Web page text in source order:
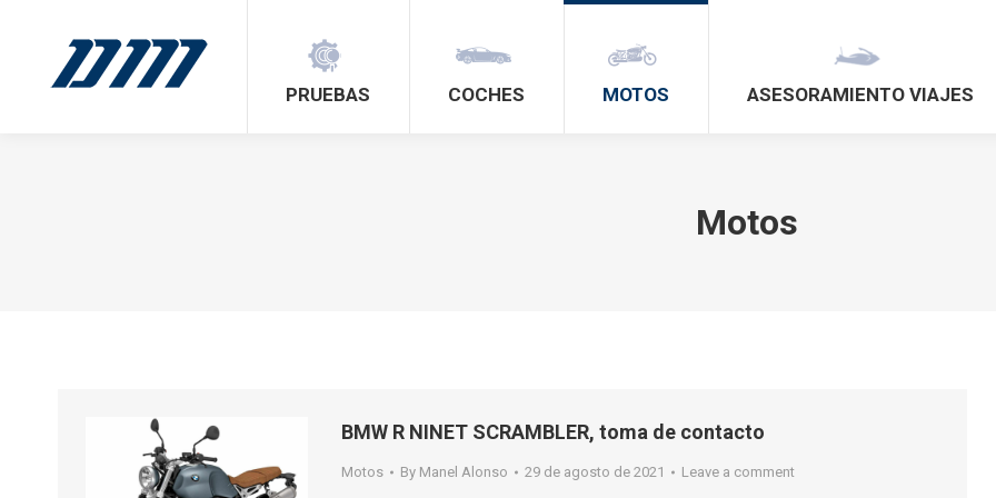
PRUEBAS COCHES MOTOS ASESORAMIENTO VIAJES
Motos
BMW R NINET SCRAMBLER, toma de contacto
Motos By Manel Alonso 29 de agosto de 2021 Leave a comment